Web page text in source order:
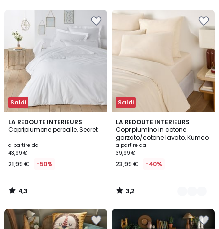
Saldi
LA REDOUTE INTERIEURS
Copripiumone percalle, Secret
a partire da
43,99 €
21,99 € -50%
4,3
/ 5
4,3
/
Saldi
LA REDOUTE INTERIEURS
Copripiumino in cotone
garzato/cotone lavato, Kumco
a partire da
39,99 €
23,99 € -40%
3,2
/ 5
10
Colori
3,2
/